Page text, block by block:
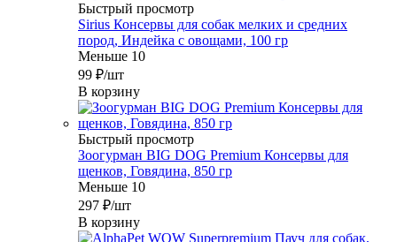
Быстрый просмотр
Sirius Консервы для собак мелких и средних
пород, Индейка с овощами, 100 гр
Меньше 10
99 ₽/шт
В корзину
Быстрый просмотр
Зоогурман BIG DOG Premium Консервы для
щенков, Говядина, 850 гр
Меньше 10
297 ₽/шт
В корзину